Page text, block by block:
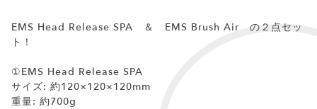
EMS Head Release SPA ＆ EMS Brush Air の２点セッ
ト！
①EMS Head Release SPA
サイズ: 約120×120×120mm
重量: 約700g